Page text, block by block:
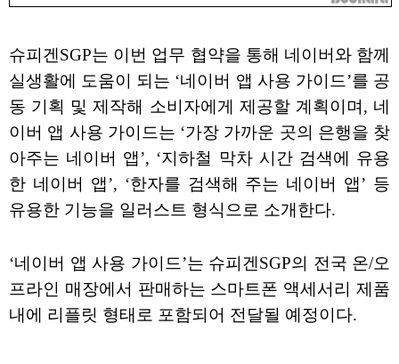
슈피겐SGP는 이번 업무 협약을 통해 네이버와 함께
실생활에 도움이 되는 ‘네이버 앱 사용 가이드’를 공
동 기획 및 제작해 소비자에게 제공할 계획이며, 네
이버 앱 사용 가이드는 ‘가장 가까운 곳의 은행을 찾
아주는 네이버 앱’, ‘지하철 막차 시간 검색에 유용
한 네이버 앱’, ‘한자를 검색해 주는 네이버 앱’ 등
유용한 기능을 일러스트 형식으로 소개한다.
‘네이버 앱 사용 가이드’는 슈피겐SGP의 전국 온/오
프라인 매장에서 판매하는 스마트폰 액세서리 제품
내에 리플릿 형태로 포함되어 전달될 예정이다.